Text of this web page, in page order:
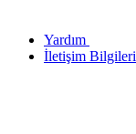
Yardım
İletişim Bilgileri